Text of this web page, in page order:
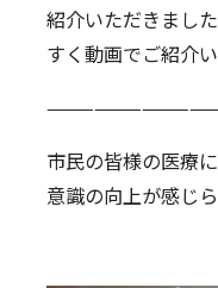
紹介いただきまし
すく動画でご紹介
市民の皆様の医療
意識の向上が感じ